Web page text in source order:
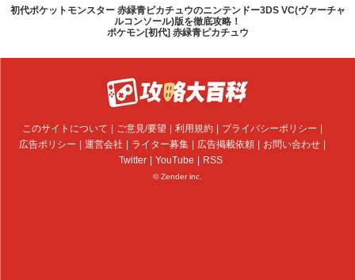
初代ポケットモンスター 赤緑青ピカチュウのニンテンドー3DS VC(ヴァーチャ
ルコンソール)版を徹底攻略！
ポケモン[初代] 赤緑青ピカチュウ
このサイトについて ご意見/要望 利用規約
プライバシーポリシー
広告ポリシー
運営会社 ライター募集 広告掲載依頼
お問い合わせ
Twitter
YouTube RSS
© Zender inc.